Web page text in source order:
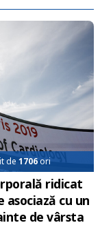
de1706ori
ridicat
cu un
de vârsta